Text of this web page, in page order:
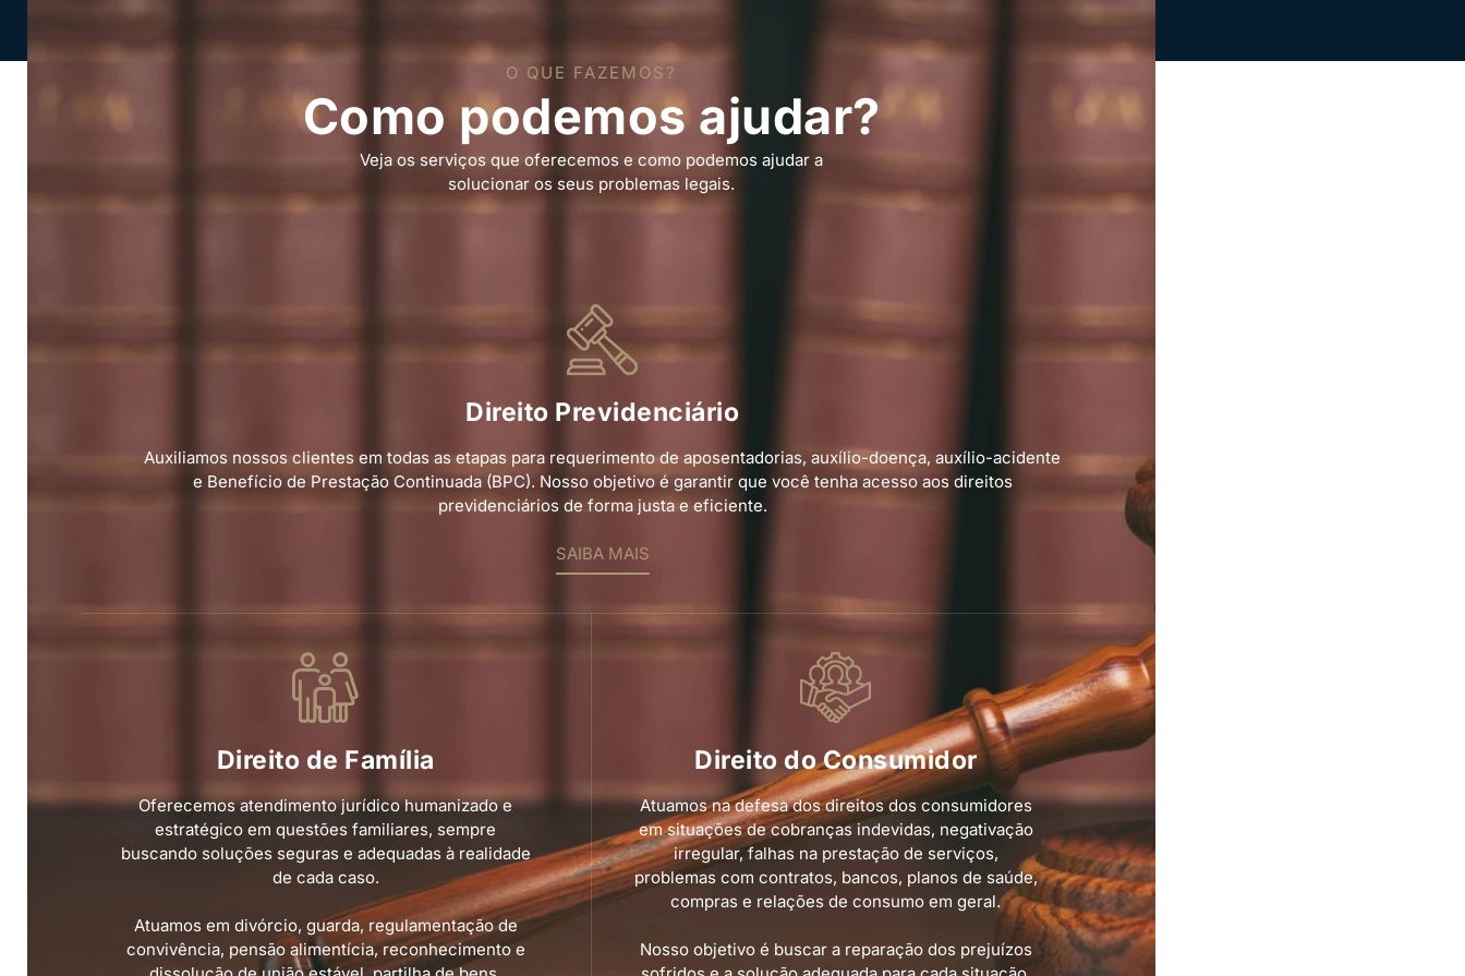
O QUE FAZEMOS?
Como podemos ajudar?
Veja os serviços que oferecemos e como podemos ajudar a
solucionar os seus problemas legais.
Direito Previdenciário
Auxiliamos nossos clientes em todas as etapas para requerimento de aposentadorias, auxílio-doença, auxílio-acidente
e Benefício de Prestação Continuada (BPC). Nosso objetivo é garantir que você tenha acesso aos direitos
previdenciários de forma justa e eficiente.
SAIBA MAIS
Direito de Família
Oferecemos atendimento jurídico humanizado e
estratégico em questões familiares, sempre
buscando soluções seguras e adequadas à realidade
de cada caso.
Atuamos em divórcio, guarda, regulamentação de
convivência, pensão alimentícia, reconhecimento e
Direito do Consumidor
Atuamos na defesa dos direitos dos consumidores
em situações de cobranças indevidas, negativação
irregular, falhas na prestação de serviços,
problemas com contratos, bancos, planos de saúde,
compras e relações de consumo em geral.
Nosso objetivo é buscar a reparação dos prejuízos